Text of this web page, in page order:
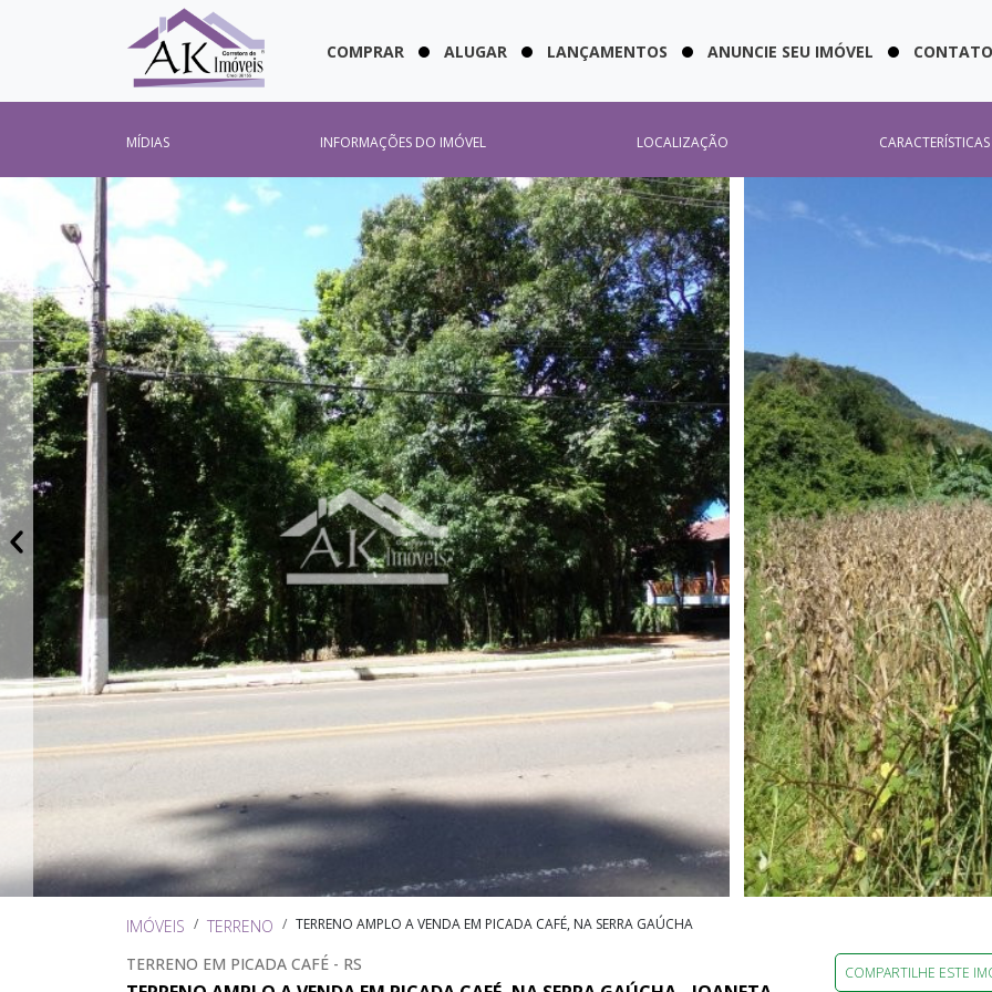
COMPRAR ALUGAR LANÇAMENTOS ANUNCIE SEU IMÓVEL
MÍDIAS INFORMAÇÕES DO IMÓVEL LOCALIZAÇÃO
IMÓVEIS TERRENO TERRENO AMPLO A VENDA EM PICADA CAFÉ, NA SERRA GAÚCHA
TERRENO EM PICADA CAFÉ - RS COMPARTILHE ESTE